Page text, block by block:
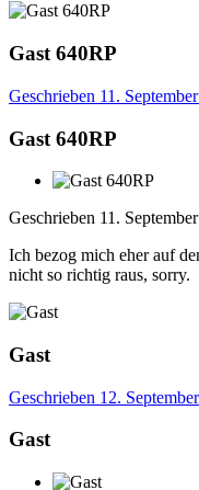
Gast 640RP
Geschrieben 11.
Gast 640RP
Geschrieben 11.
Ich bezog mich eher auf
nicht so richtig raus, sorry.
Gast
Geschrieben 12.
Gast